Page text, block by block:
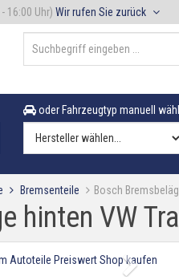
16:00 Uhr) Wir rufen Sie zurück
oder Fahrzeugtyp manuell
Bremsenteile Bosch
hinten VW